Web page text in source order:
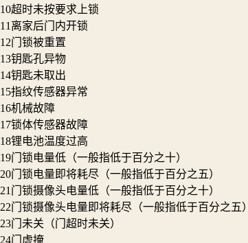
10超时未按要求上锁
11 离家后门内开锁
12门锁被重置
13钥匙孔异物
14钥匙未取出
15指纹传感器异常
16机械故障
17锁体传感器故障
18锂电池温度过高
19门锁电量低（一般指低于百分之十）
20门锁电量即将耗尽（一般指低于百分之五）
21 门锁摄像头电量低（一般指低于百分之十）
22门锁摄像头电量即将耗尽（一般指低于百分之五）
23门未关（门超时未关）
24门虚掩